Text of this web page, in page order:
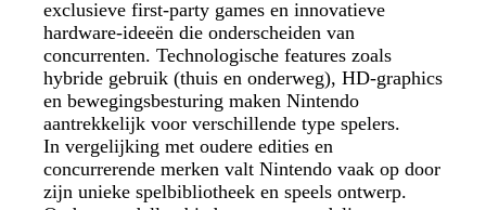
exclusieve first-party games en innovatieve
hardware-ideeën die onderscheiden van
concurrenten. Technologische features zoals
hybride gebruik (thuis en onderweg), HD-graphics
en bewegingsbesturing maken Nintendo
aantrekkelijk voor verschillende type spelers.
In vergelijking met oudere edities en
concurrerende merken valt Nintendo vaak op door
zijn unieke spelbibliotheek en speels ontwerp.